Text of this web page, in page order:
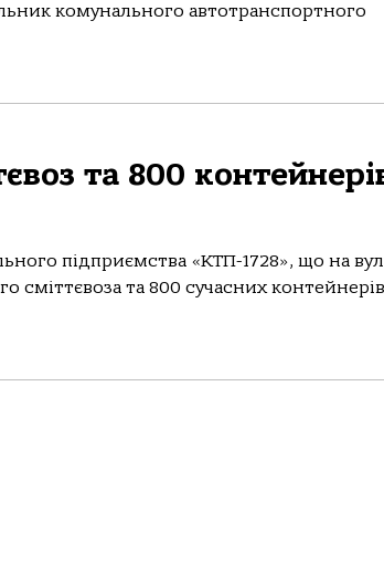
комунального автотранспортного
та 800
підприємства «КТП-1728», що на
сміттєвоза та 800 сучасних контейнерів